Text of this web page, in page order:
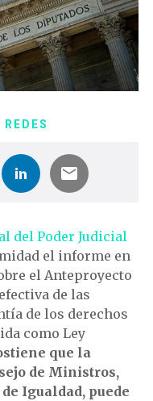
del Poder Judicial
el informe en
el Anteproyecto
de las
de los derechos
como Ley
que la
de Ministros,
Igualdad, puede